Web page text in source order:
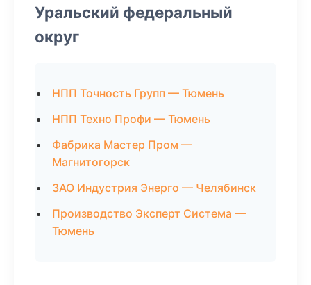
Уральский федеральный
округ
НПП Точность Групп — Тюмень
НПП Техно Профи — Тюмень
Фабрика Мастер Пром —
Магнитогорск
ЗАО Индустрия Энерго — Челябинск
Производство Эксперт Система —
Тюмень